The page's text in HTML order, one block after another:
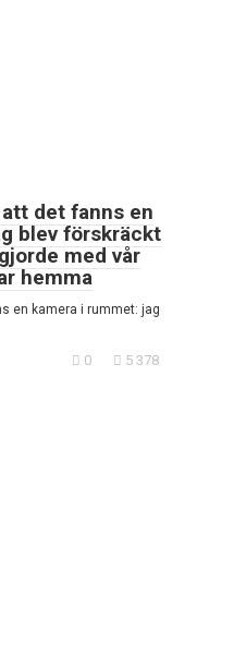
det fanns en
blev förskräckt
med vår
hemma
en kamera i rummet: jag
0 5 378